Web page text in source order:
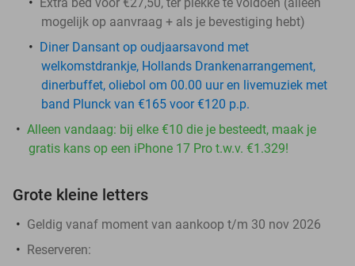
mogelijk op aanvraag + als je bevestiging hebt)
Diner Dansant op oudjaarsavond met
welkomstdrankje, Hollands Drankenarrangement,
dinerbuffet, oliebol om 00.00 uur en livemuziek met
band Plunck van €165 voor €120 p.p.
Alleen vandaag: bij elke €10 die je besteedt, maak je
gratis kans op een iPhone 17 Pro t.w.v. €1.329!
Grote kleine letters
Geldig vanaf moment van aankoop t/m 30 nov 2026
Reserveren: